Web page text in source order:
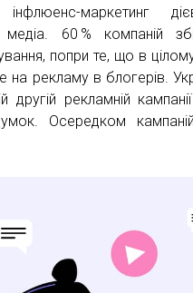
маркетинг
60 % компаній
попри те, що в
на рекламу в блогерів.
рекламній
Осередком